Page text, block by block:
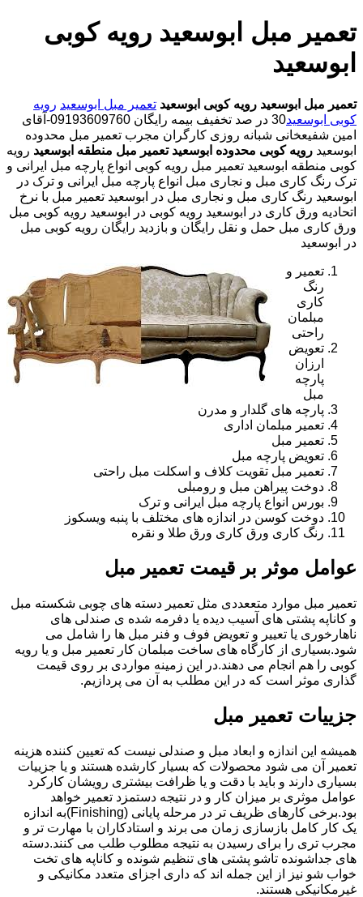
تعمیر مبل ابوسعید رویه کوبی
ابوسعید
تعمیر مبل ابوسعید رویه کوبی ابوسعید تعمیر مبل ابوسعید رویه
کوبی ابوسعید
30 در صد تخفیف بیمه رایگان 09193609760-آقای
امین شفیعخانی شبانه روزی کارگران مجرب تعمیر مبل محدوده
ابوسعید رویه کوبی محدوده ابوسعید تعمیر مبل منطقه ابوسعید رویه
کوبی منطقه ابوسعید تعمیر مبل رویه کوبی انواع پارچه مبل ایرانی و
ترک رنگ کاری مبل و نجاری مبل انواع پارچه مبل ایرانی و ترک در
ابوسعید رنگ کاری مبل و نجاری مبل در ابوسعید تعمیر مبل با نرخ
اتحادیه ورق کاری در ابوسعید رویه کوبی در ابوسعید رویه کوبی مبل
ورق کاری مبل حمل و نقل رایگان و بازدید رایگان رویه کوبی مبل
در ابوسعید
تعمیر و
رنگ
کاری
مبلمان
راحتی
تعویض
ارزان
پارچه
مبل
پارچه های گلدار و مدرن
تعمیر مبلمان اداری
تعمیر مبل
تعویض پارچه مبل
تعمیر مبل تقویت کلاف و اسکلت مبل راحتی
دوخت پیراهن مبل و رومبلی
بورس انواع پارچه مبل ایرانی و ترک
دوخت کوسن در اندازه های مختلف با پنبه ویسکوز
رنگ کاری ورق کاری ورق طلا و نقره
عوامل موثر بر قیمت تعمیر مبل
تعمیر مبل موارد متععددی مثل تعمیر دسته های چوبی شکسته مبل
و کاناپه پشتی های آسیب دیده یا دفرمه شده ی صندلی های
ناهارخوری یا تعییر و تعویض فوف و فنر مبل ها را شامل می
شود.بسیاری از کارگاه های ساخت مبلمان کار تعمیر مبل و یا رویه
کوبی را هم انجام می دهند.در این زمینه مواردی بر روی قیمت
گذاری موثر است که در این مطلب به آن می پردازیم.
جزییات تعمیر مبل
همیشه این اندازه و ابعاد مبل و صندلی نیست که تعیین کننده هزینه
تعمیر آن می شود محصولات که بسیار کارشده هستند و یا جزییات
بسیاری دارند و باید با دقت و یا ظرافت بیشتری رویشان کارکرد
عوامل موثری بر میزان کار و در نتیجه دستمزد تعمیر خواهد
بود.برخی کارهای ظریف تر در مرحله پایانی (Finishing)به اندازه
یک کار کامل بازسازی زمان می برند و استادکاران با مهارت تر و
مجرب تری را برای رسیدن به نتیجه مطلوب طلب می کنند.دسته
های جداشونده تاشو پشتی های تنظیم شونده و کاناپه های تخت
خواب شو نیز از این جمله اند که داری اجزای متعدد مکانیکی و
غیرمکانیکی هستند.